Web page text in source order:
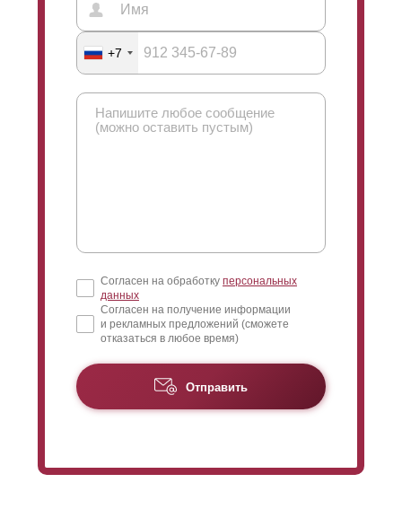
+7
Согласен на обработку персональных
данных
Согласен на получение информации
и рекламных предложений (сможете
отказаться в любое время)
Отправить